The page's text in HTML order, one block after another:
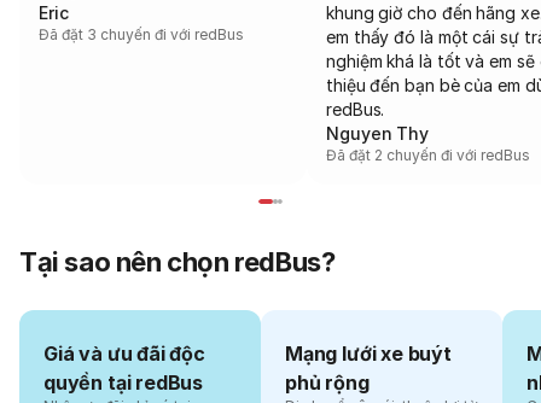
Eric
Đã đặt 3 chuyến đi với redBus
khung giờ cho đến hãng
em thấy đó là một cái sự
nghiệm khá là tốt và em sẽ
thiệu đến bạn bè của em
redBus.
Nguyen Thy
Đã đặt 2 chuyến đi với redBus
Tại sao nên chọn redBus?
Giá và ưu đãi độc
quyền tại redBus
Mạng lưới xe buýt
phủ rộng